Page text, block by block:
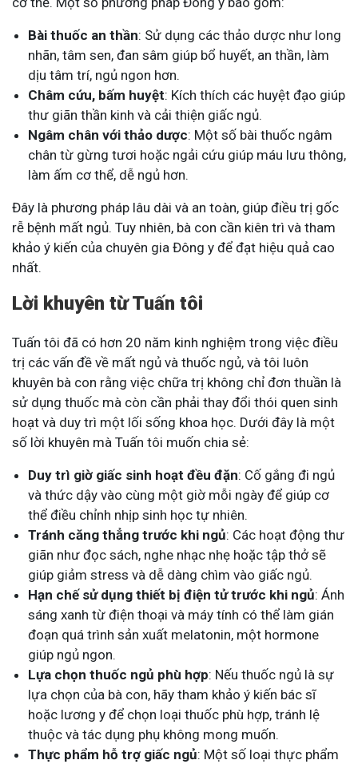
Bài thuốc an thần: Sử dụng các thảo dược như long
nhãn, tâm sen, đan sâm giúp bổ huyết, an thần, làm
dịu tâm trí, ngủ ngon hơn.
Châm cứu, bấm huyệt: Kích thích các huyệt đạo giúp
thư giãn thần kinh và cải thiện giấc ngủ.
Ngâm chân với thảo dược: Một số bài thuốc ngâm
chân từ gừng tươi hoặc ngải cứu giúp máu lưu thông,
làm ấm cơ thể, dễ ngủ hơn.
Đây là phương pháp lâu dài và an toàn, giúp điều trị gốc
rễ bệnh mất ngủ. Tuy nhiên, bà con cần kiên trì và tham
khảo ý kiến của chuyên gia Đông y để đạt hiệu quả cao
nhất.
Lời khuyên từ Tuấn tôi
Tuấn tôi đã có hơn 20 năm kinh nghiệm trong việc điều
trị các vấn đề về mất ngủ và thuốc ngủ, và tôi luôn
khuyên bà con rằng việc chữa trị không chỉ đơn thuần là
sử dụng thuốc mà còn cần phải thay đổi thói quen sinh
hoạt và duy trì một lối sống khoa học. Dưới đây là một
số lời khuyên mà Tuấn tôi muốn chia sẻ:
Duy trì giờ giấc sinh hoạt đều đặn: Cố gắng đi ngủ
và thức dậy vào cùng một giờ mỗi ngày để giúp cơ
thể điều chỉnh nhịp sinh học tự nhiên.
Tránh căng thẳng trước khi ngủ: Các hoạt động thư
giãn như đọc sách, nghe nhạc nhẹ hoặc tập thở sẽ
giúp giảm stress và dễ dàng chìm vào giấc ngủ.
Hạn chế sử dụng thiết bị điện tử trước khi ngủ: Ánh
sáng xanh từ điện thoại và máy tính có thể làm gián
đoạn quá trình sản xuất melatonin, một hormone
giúp ngủ ngon.
Lựa chọn thuốc ngủ phù hợp: Nếu thuốc ngủ là sự
lựa chọn của bà con, hãy tham khảo ý kiến bác sĩ
hoặc lương y để chọn loại thuốc phù hợp, tránh lệ
thuộc và tác dụng phụ không mong muốn.
Thực phẩm hỗ trợ giấc ngủ: Một số loại thực phẩm